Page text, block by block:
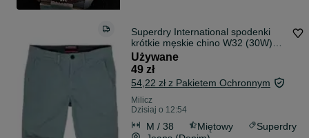
Superdry International spodenki
krótkie męskie chino W32 (30W)
pas 82cm szorty chinosy casual
jeansowe M / L
Używane
49 zł
54,22 zł z Pakietem Ochronnym
Milicz
Dzisiaj o 12:54
M / 38 Miętowy
Superdry